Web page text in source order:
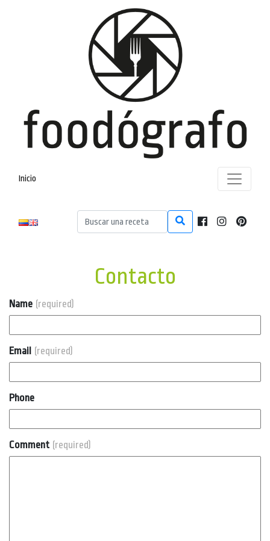
Inicio
Contacto
Name (required)
Email (required)
Phone
Comment (required)